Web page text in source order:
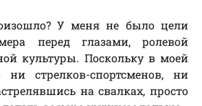
У меня не было цели
перед глазами, ролевой
культуры. Поскольку в моей
стрелков-спортсменов, ни
на свалках, просто